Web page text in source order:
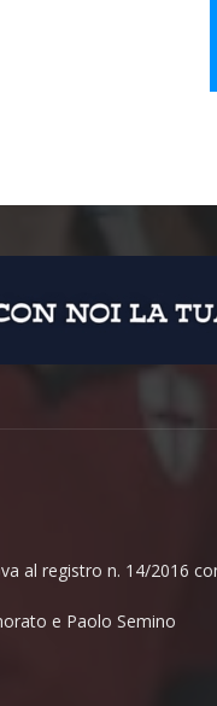
al registro n. 14/2016
e Paolo Semino